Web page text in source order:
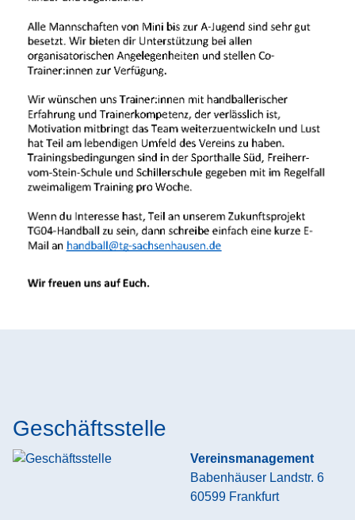
Geschäftsstelle
Vereinsmanagement
Babenhäuser Landstr. 6
60599 Frankfurt